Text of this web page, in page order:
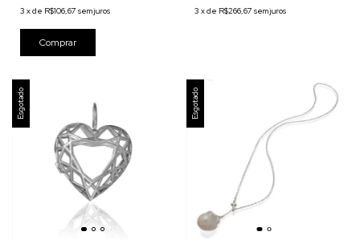
3 xde R$106,67 sem juros
3 xde R$266,67 sem juros
Esgotado Esgotado